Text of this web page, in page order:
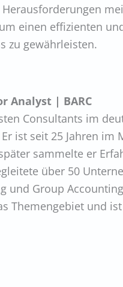
einen effizienten
zu gewährleisten.
Analyst | BARC
Consultants im
ist seit 25 Jahren im
sammelte er
über 50
und Group
Themengebiet und